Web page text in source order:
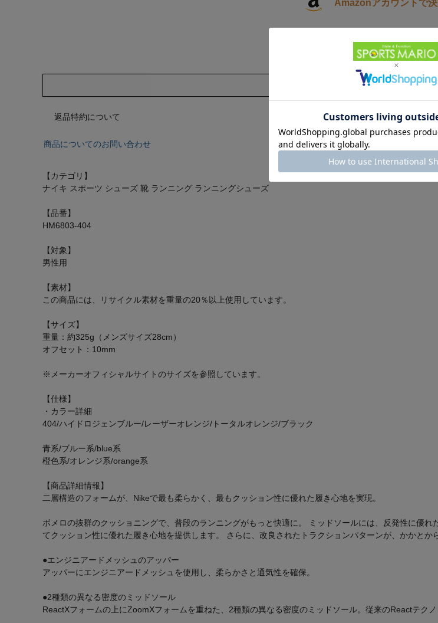
Amazonアカウントで決
3,900円以上で送料無料
取扱店舗一覧
返品特約について
商品についてのお問い合わせ
【カテゴリ】
ナイキ スポーツ シューズ 靴 ランニング ランニングシューズ
【品番】
HM6803-404
【対象】
男性用
【素材】
この商品には、リサイクル素材を重量の20％以上使用しています。
【サイズ】
重量：約325g（メンズサイズ28cm）
オフセット：10mm
※メーカーオフィシャルサイトのサイズを参照しています。
【仕様】
・カラー詳細
404/ハイドロジェンブルー/レーザーオレンジ/トータルオレンジ/ブラック
青系/ブルー系/blue系
橙色系/オレンジ系/orange系
【商品詳細情報】
二層構造のフォームが、Nikeで最も柔らかく、最もクッション性に優れた履き心地を実現。
ボメロの抜群のクッショニングで、普段のランニングがもっと快適に。 ミッドソールには、反発性に優
てクッション性に優れた履き心地を提供します。 さらに、改良されたトラクションパターンが、かかとか
●エンジニアードメッシュのアッパー
アッパーにエンジニアードメッシュを使用し、柔らかさと通気性を確保。
●2種類の異なる密度のミッドソール
ReactXフォームの上にZoomXフォームを重ねた、2種類の異なる密度のミッドソール。従来のReactテク